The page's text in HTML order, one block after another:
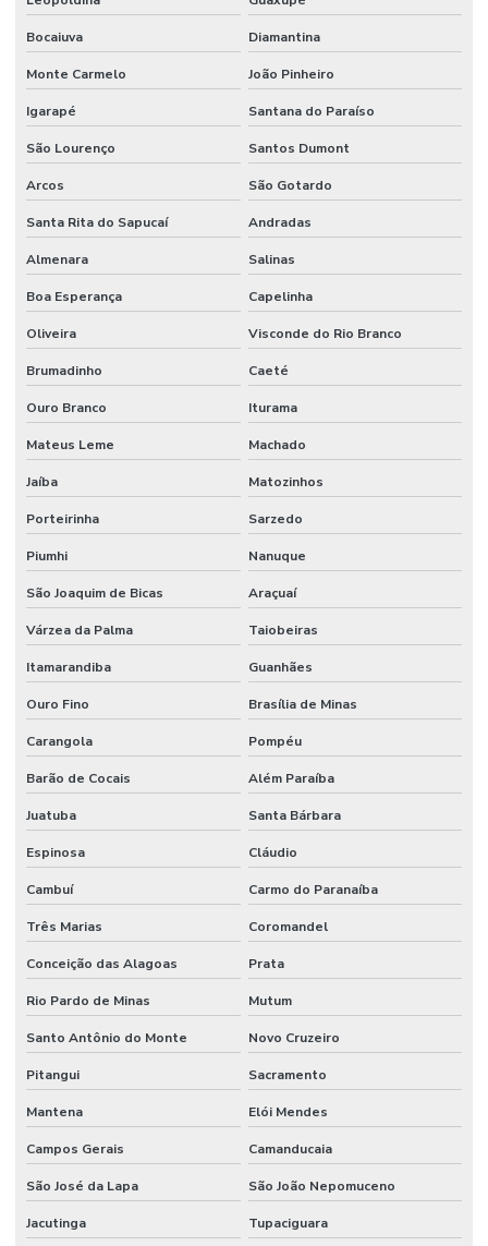
Serviço de matar larvas da dengue
Serviço de solidificação de resíduos
Serviço de solidificação de resíduos líquidos
Serviço de solidificação de resíduos líquidos contaminados
Serviço de transporte seguro de resíduos líquidos
Solidificação de resíduos
Solidificação de resíduos líquidos
Solidificação de resíduos líquidos contaminados
Solidificador
Solidificador para área de hotelaria
Solidificador para caixas de resíduo
Solidificador para limpeza de hospitais
Solidificador para limpeza de hospitais em sp
Solidificador para limpeza de hotel
Solidificador de resíduos líquidos
Solidificador de resíduos líquidos contaminados
Solidificador de resíduos líquidos do rss
Solidificador de resíduos líquidos do serviço de saúde
Solidificador de resíduos líquidos do serviço de saúde rss
Solidificador de rss
Solidificadores de resíduos para o segmento hospitalar
Solidificadores de resíduos para o segmento industrial
Transporte de resíduos
Tratamento de efluentes líquidos industriais
Bocaiuva Diamantina
Monte Carmelo João Pinheiro
Igarapé Santana do Paraíso
São Lourenço Santos Dumont
Arcos São Gotardo
Santa Rita do Sapucaí Andradas
Almenara Salinas
Boa Esperança Capelinha
Oliveira Visconde do Rio Branco
Brumadinho Caeté
Ouro Branco Iturama
Mateus Leme Machado
Jaíba Matozinhos
Porteirinha Sarzedo
Piumhi Nanuque
São Joaquim de Bicas Araçuaí
Várzea da Palma Taiobeiras
Itamarandiba Guanhães
Ouro Fino Brasília de Minas
Carangola Pompéu
Barão de Cocais Além Paraíba
Juatuba Santa Bárbara
Espinosa Cláudio
Cambuí Carmo do Paranaíba
Três Marias Coromandel
Conceição das Alagoas Prata
Rio Pardo de Minas Mutum
Santo Antônio do Monte Novo Cruzeiro
Pitangui Sacramento
Mantena Elói Mendes
Campos Gerais Camanducaia
São José da Lapa São João Nepomuceno
Jacutinga Tupaciguara